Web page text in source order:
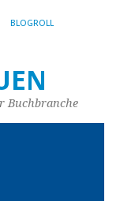
BLOGROLL
Buchbranche